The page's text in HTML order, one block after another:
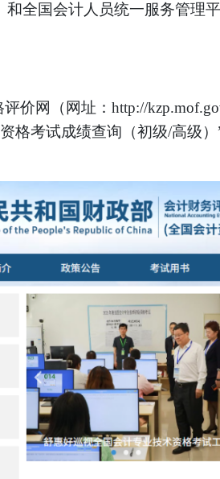
和全国会计人员统一服务管理
价网（网址：http://
格考试成绩查询（初级/高级）